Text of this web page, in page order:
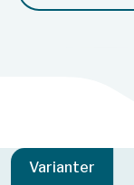
Varianter